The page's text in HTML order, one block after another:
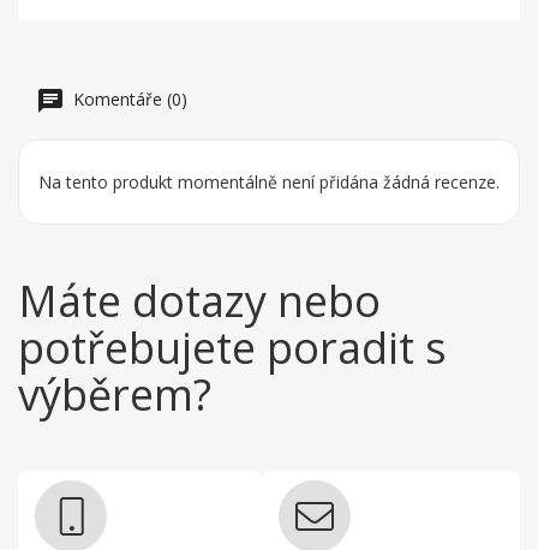
Komentáře (0)
Na tento produkt momentálně není přidána žádná recenze.
Máte dotazy nebo
potřebujete poradit s
výběrem?